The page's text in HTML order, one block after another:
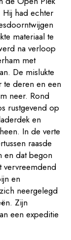
Hij had echter
materiaal te
na verloop
met
De mislukte
te deren en een
neer. Rond
rustgevend op
en
In de verte
raasde
en dat begon
en
neergelegd
Zijn
een expeditie